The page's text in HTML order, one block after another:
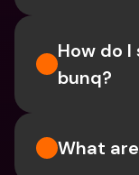
How do
bunq?
What